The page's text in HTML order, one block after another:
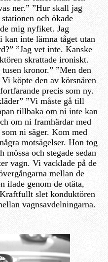
ner.” ”Hur skall jag
och ökade
mig nyfiket. Jag
kan inte lämna tåget utan
”Jag vet inte. Kanske
skrattade ironiskt.
kronor.” ”Men den
köpte den av körsnären
precis som ny.
”Vi måste gå till
tillbaka om ni inte kan
om ni framhärdar med
ni säger. Kom med
motsägelser. Hon tog
mössa och stegade sedan
vagn. Vi vacklade på de
mellan de
ilade genom de otäta,
slet konduktören
vagnsavdelningarna.